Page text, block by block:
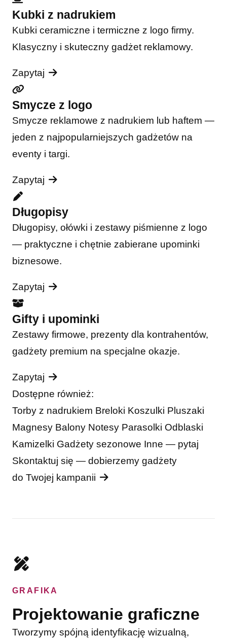
Kubki z nadrukiem
Kubki ceramiczne i termiczne z logo firmy.
Klasyczny i skuteczny gadżet reklamowy.
Zapytaj
Smycze z logo
Smycze reklamowe z nadrukiem lub haftem —
jeden z najpopularniejszych gadżetów na
eventy i targi.
Zapytaj
Długopisy
Długopisy, ołówki i zestawy piśmienne z logo
— praktyczne i chętnie zabierane upominki
biznesowe.
Zapytaj
Gifty i upominki
Zestawy firmowe, prezenty dla kontrahentów,
gadżety premium na specjalne okazje.
Zapytaj
Dostępne również:
Torby z nadrukiem Breloki Koszulki Pluszaki
Magnesy Balony Notesy Parasolki Odblaski
Kamizelki Gadżety sezonowe Inne — pytaj
Skontaktuj się — dobierzemy gadżety
do Twojej kampanii
GRAFIKA
Projektowanie graficzne
Tworzymy spójną identyfikację wizualną,